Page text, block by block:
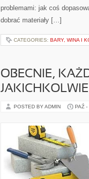
problemami: jak coś
dobrać materiały […]
CATEGORIES: BARY, WINA I
OBECNIE,
POSTED BY ADMIN PAŹ -